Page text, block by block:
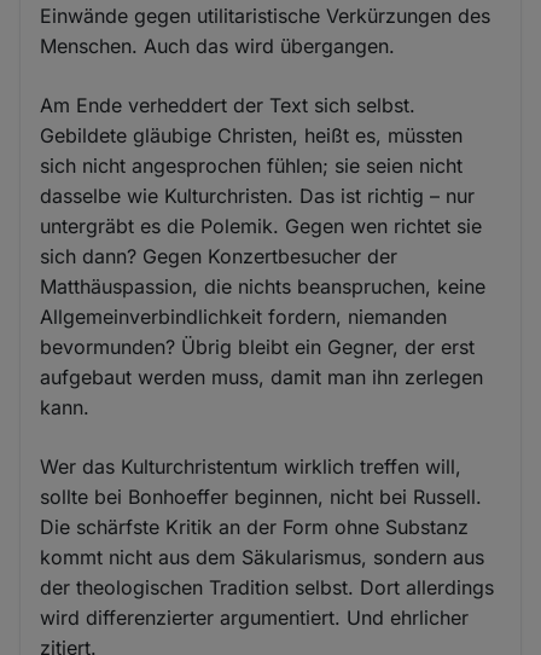
Einwände gegen utilitaristische Verkürzungen des
Menschen. Auch das wird übergangen.
Am Ende verheddert der Text sich selbst.
Gebildete gläubige Christen, heißt es, müssten
sich nicht angesprochen fühlen; sie seien nicht
dasselbe wie Kulturchristen. Das ist richtig – nur
untergräbt es die Polemik. Gegen wen richtet sie
sich dann? Gegen Konzertbesucher der
Matthäuspassion, die nichts beanspruchen, keine
Allgemeinverbindlichkeit fordern, niemanden
bevormunden? Übrig bleibt ein Gegner, der erst
aufgebaut werden muss, damit man ihn zerlegen
kann.
Wer das Kulturchristentum wirklich treffen will,
sollte bei Bonhoeffer beginnen, nicht bei Russell.
Die schärfste Kritik an der Form ohne Substanz
kommt nicht aus dem Säkularismus, sondern aus
der theologischen Tradition selbst. Dort allerdings
wird differenzierter argumentiert. Und ehrlicher
zitiert.